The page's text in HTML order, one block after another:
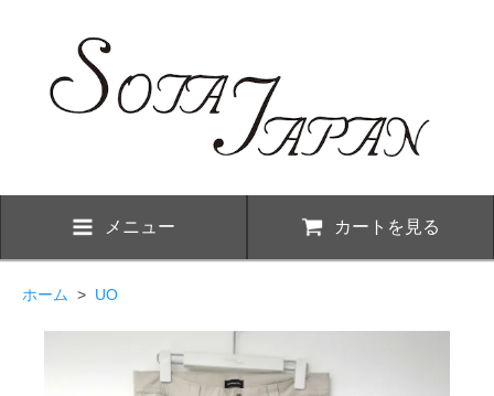
メニュー カートを見る
ホーム > UO